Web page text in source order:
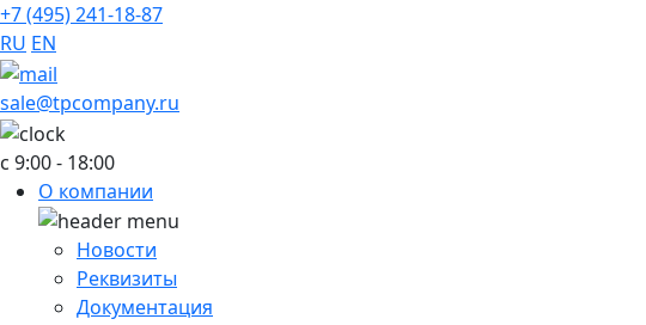
+7 (495) 241-18-87
RU EN
sale@tpcompany.ru
c 9:00 - 18:00
О компании
Новости
Реквизиты
Документация